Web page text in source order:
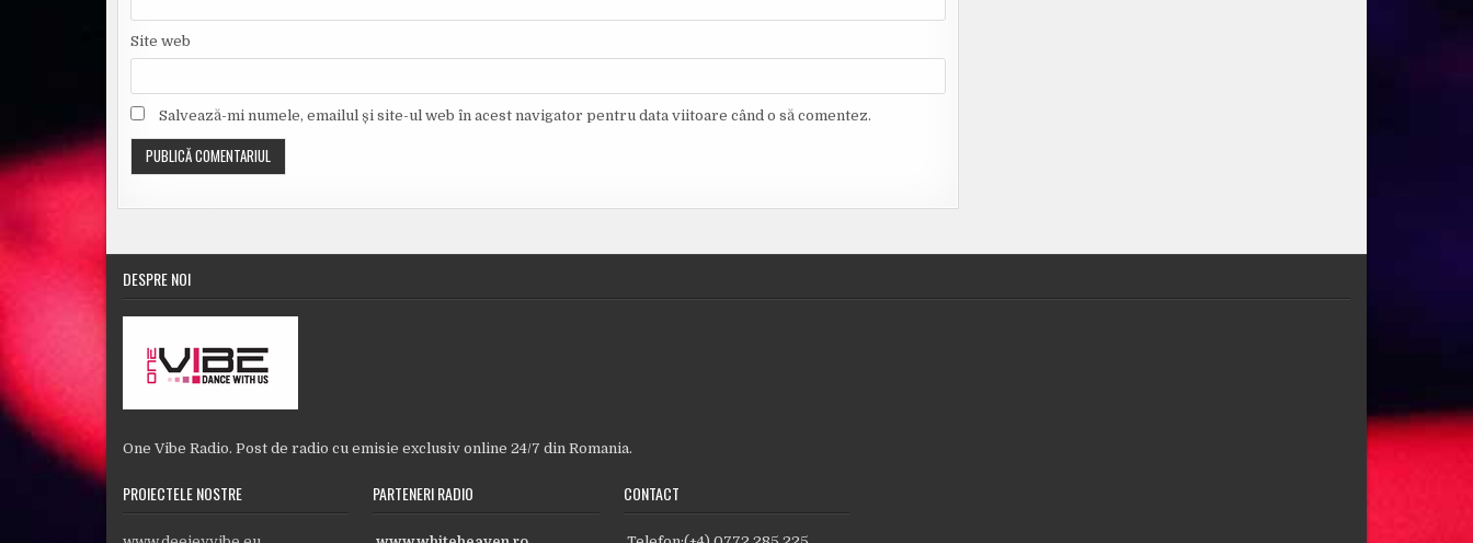
Site web
Salvează-mi numele, emailul și site-ul web în acest navigator pentru data viitoare când o să comentez.
DESPRE NOI
One Vibe Radio. Post de radio cu emisie exclusiv online 24/7 din Romania.
PROIECTELE NOSTRE PARTENERI RADIO CONTACT